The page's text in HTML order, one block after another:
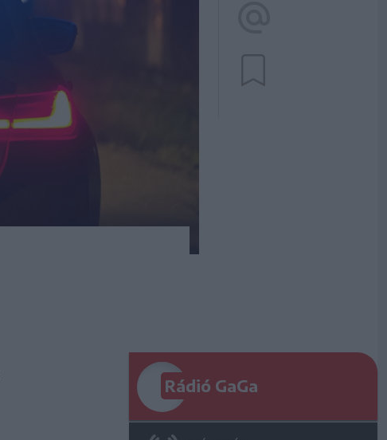
Rádió GaGa